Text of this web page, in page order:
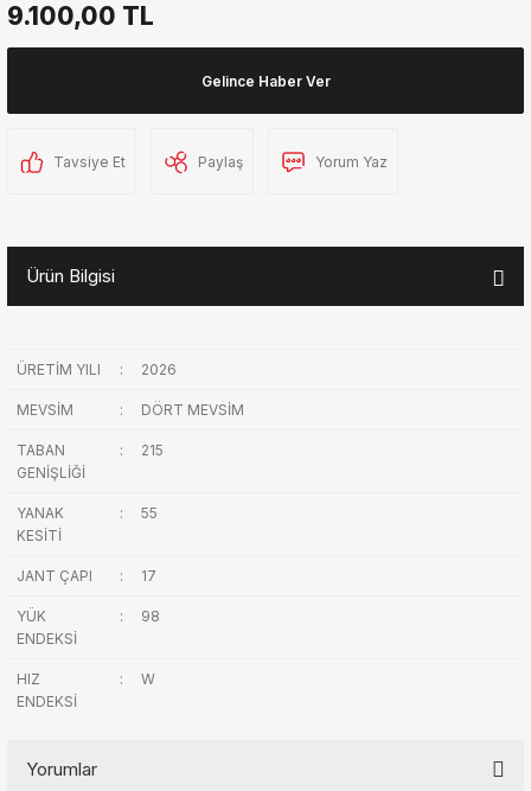
9.100,00 TL
Gelince Haber Ver
Tavsiye Et Paylaş Yorum Yaz
Ürün Bilgisi
ÜRETİM YILI : 2026
MEVSİM : DÖRT MEVSİM
TABAN
GENİŞLİĞİ
: 215
YANAK
KESİTİ
: 55
JANT ÇAPI : 17
YÜK
ENDEKSİ
: 98
HIZ
ENDEKSİ
: W
Yorumlar